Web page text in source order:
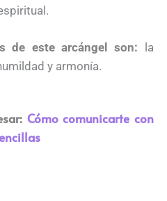
de este arcángel son: la
y armonía.
Cómo comunicarte con